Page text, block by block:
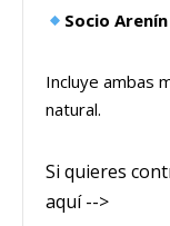
Socio
Incluye ambas
natural.
Si quieres
aquí -->